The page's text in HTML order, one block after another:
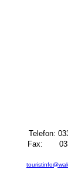
Telefon:
Fax: